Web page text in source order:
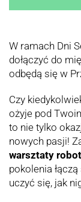
W ramach Dni
dołączyć do
odbędą się w
Czy
ożyje pod
to nie tylko
nowych pasji!
warsztaty
pokolenia
uczyć się, jak